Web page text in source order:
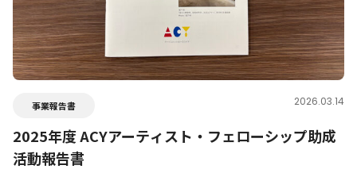
事業報告書 2026.03.14
2025年度 ACYアーティスト・フェローシップ助成
活動報告書